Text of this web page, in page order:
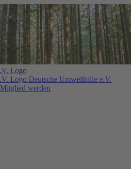
Deutsche Umwelthilfe e.V.
Mitglied werden